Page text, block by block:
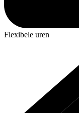
Flexibele uren